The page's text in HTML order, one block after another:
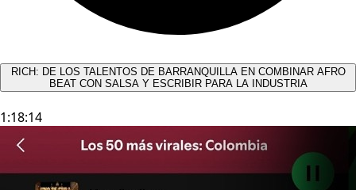
RICH: DE LOS TALENTOS DE BARRANQUILLA EN COMBINAR AFRO
BEAT CON SALSA Y ESCRIBIR PARA LA INDUSTRIA
1:18:14